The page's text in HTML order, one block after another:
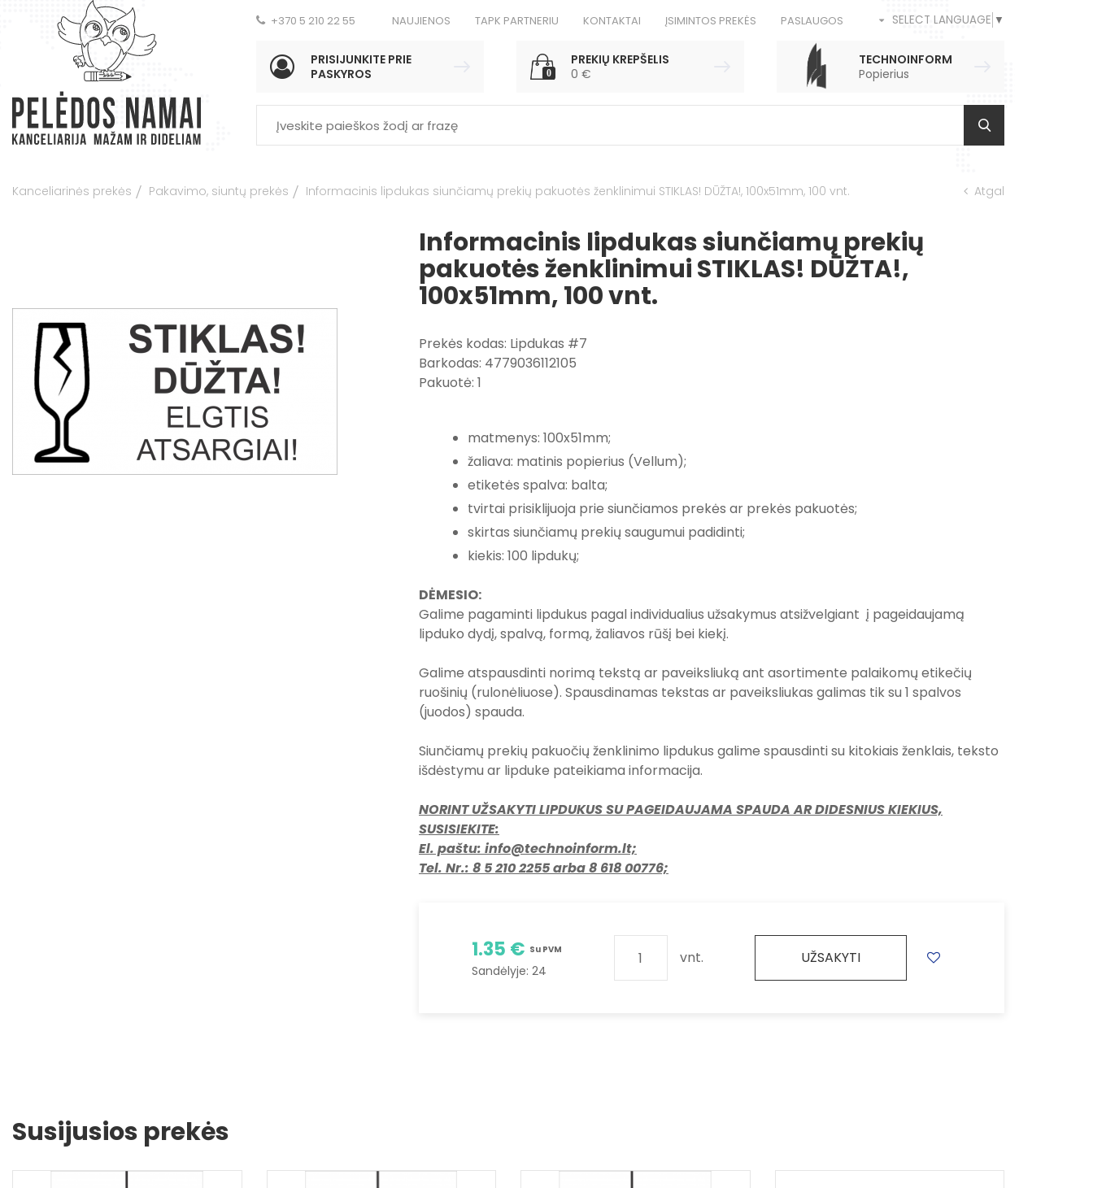
+370 5 210 22 55 NAUJIENOS TAPK PARTNERIU KONTAKTAI ĮSIMINTOS PREKĖS PASLAUGOS SELECT LANGUAGE ▼
PRISIJUNKITE PRIE
PASKYROS
0
PREKIŲ KREPŠELIS
0 €
TECHNOINFORM
Popierius
Kanceliarinės prekės Pakavimo, siuntų prekės Informacinis lipdukas siunčiamų prekių pakuotės ženklinimui STIKLAS! DŪŽTA!, 100x51mm, 100 vnt. Atgal
Informacinis lipdukas siunčiamų prekių
pakuotės ženklinimui STIKLAS! DŪŽTA!,
100x51mm, 100 vnt.
Prekės kodas: Lipdukas #7
Barkodas: 4779036112105
Pakuotė: 1
matmenys: 100x51mm;
žaliava: matinis popierius (Vellum);
etiketės spalva: balta;
tvirtai prisiklijuoja prie siunčiamos prekės ar prekės pakuotės;
skirtas siunčiamų prekių saugumui padidinti;
kiekis: 100 lipdukų;
DĖMESIO:
Galime pagaminti lipdukus pagal individualius užsakymus atsižvelgiant į pageidaujamą
lipduko dydį, spalvą, formą, žaliavos rūšį bei kiekį.
Galime atspausdinti norimą tekstą ar paveiksliuką ant asortimente palaikomų etikečių
ruošinių (rulonėliuose). Spausdinamas tekstas ar paveiksliukas galimas tik su 1 spalvos
(juodos) spauda.
Siunčiamų prekių pakuočių ženklinimo lipdukus galime spausdinti su kitokiais ženklais, teksto
išdėstymu ar lipduke pateikiama informacija.
NORINT UŽSAKYTI LIPDUKUS SU PAGEIDAUJAMA SPAUDA AR DIDESNIUS KIEKIUS,
SUSISIEKITE:
El. paštu: info@technoinform.lt;
Tel. Nr.: 8 5 210 2255 arba 8 618 00776;
1.35 € Su PVM
Sandėlyje: 24
vnt. UŽSAKYTI
Susijusios prekės